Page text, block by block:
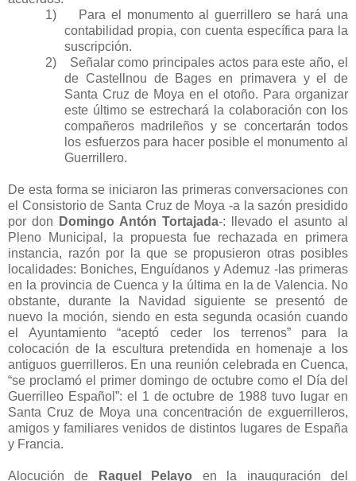
1)
Para el monumento al guerrillero se hará una
contabilidad propia, con cuenta específica para la
suscripción.
2)
Señalar como principales actos para este año, el
de Castellnou de Bages en primavera y el de
Santa Cruz de Moya en el otoño. Para organizar
este último se estrechará la colaboración con los
compañeros madrileños y se concertarán todos
los esfuerzos para hacer posible el monumento al
Guerrillero.
De esta forma se iniciaron las primeras conversaciones con
el Consistorio de Santa Cruz de Moya -a la sazón presidido
por don
Domingo Antón Tortajada-: llevado el asunto al
Pleno Municipal, la propuesta fue rechazada en primera
instancia, razón por la que se propusieron otras posibles
localidades: Boniches, Enguídanos y Ademuz -las primeras
en la provincia de Cuenca y la última en la de Valencia. No
obstante, durante la Navidad siguiente se presentó de
nuevo la moción, siendo en esta segunda ocasión cuando
el Ayuntamiento “aceptó ceder los terrenos” para la
colocación de la escultura pretendida en homenaje a los
antiguos guerrilleros. En una reunión celebrada en Cuenca,
“se proclamó el primer domingo de octubre como el Día del
Guerrilleo Español”: el 1 de octubre de 1988 tuvo lugar en
Santa Cruz de Moya una concentración de exguerrilleros,
amigos y familiares venidos de distintos lugares de España
y Francia.
Alocución de Raquel Pelayo en la inauguración del